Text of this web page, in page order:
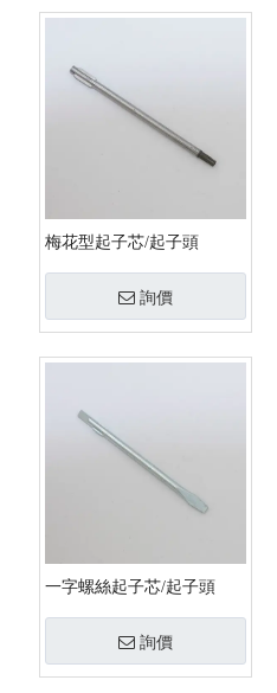
梅花型起子芯/起子頭
詢價
一字螺絲起子芯/起子頭
詢價